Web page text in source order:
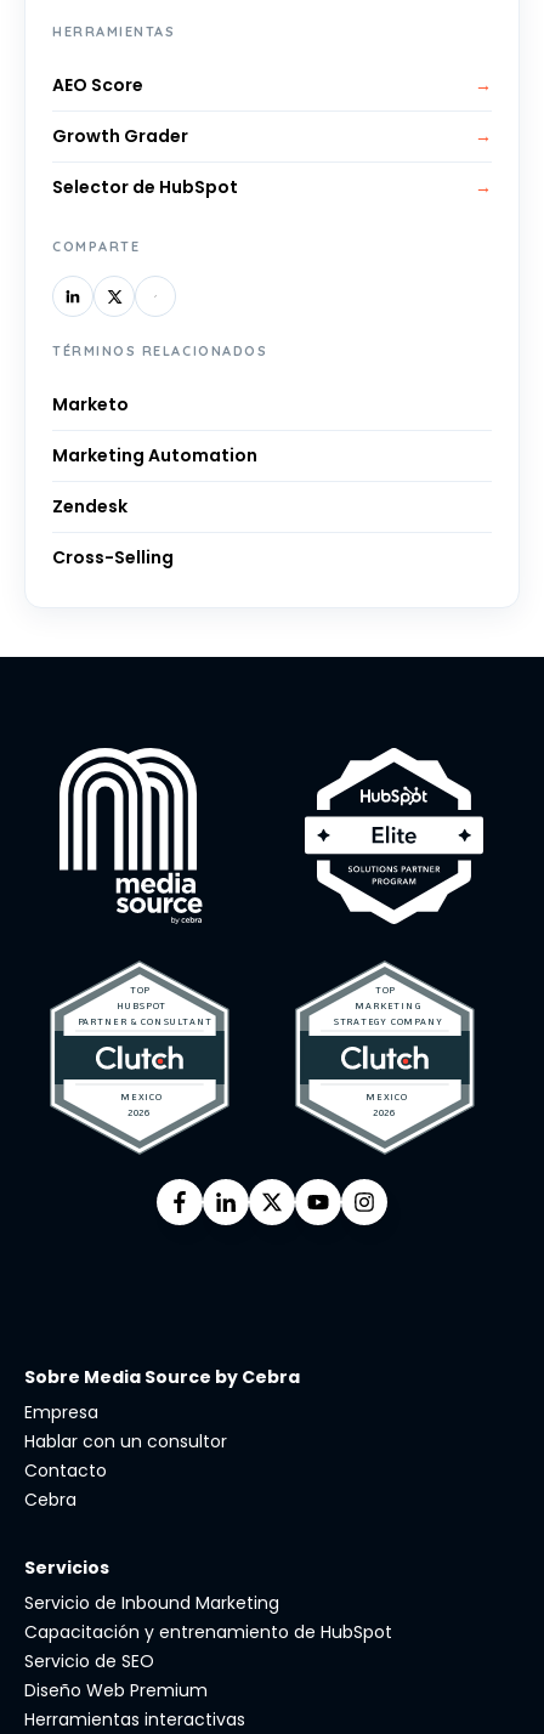
HERRAMIENTAS
AEO Score →
Growth Grader →
Selector de HubSpot →
COMPARTE
TÉRMINOS RELACIONADOS
Marketo
Marketing Automation
Zendesk
Cross-Selling
Sobre Media Source by Cebra
Empresa
Hablar con un consultor
Contacto
Cebra
Servicios
Servicio de Inbound Marketing
Capacitación y entrenamiento de HubSpot
Servicio de SEO
Diseño Web Premium
Herramientas interactivas